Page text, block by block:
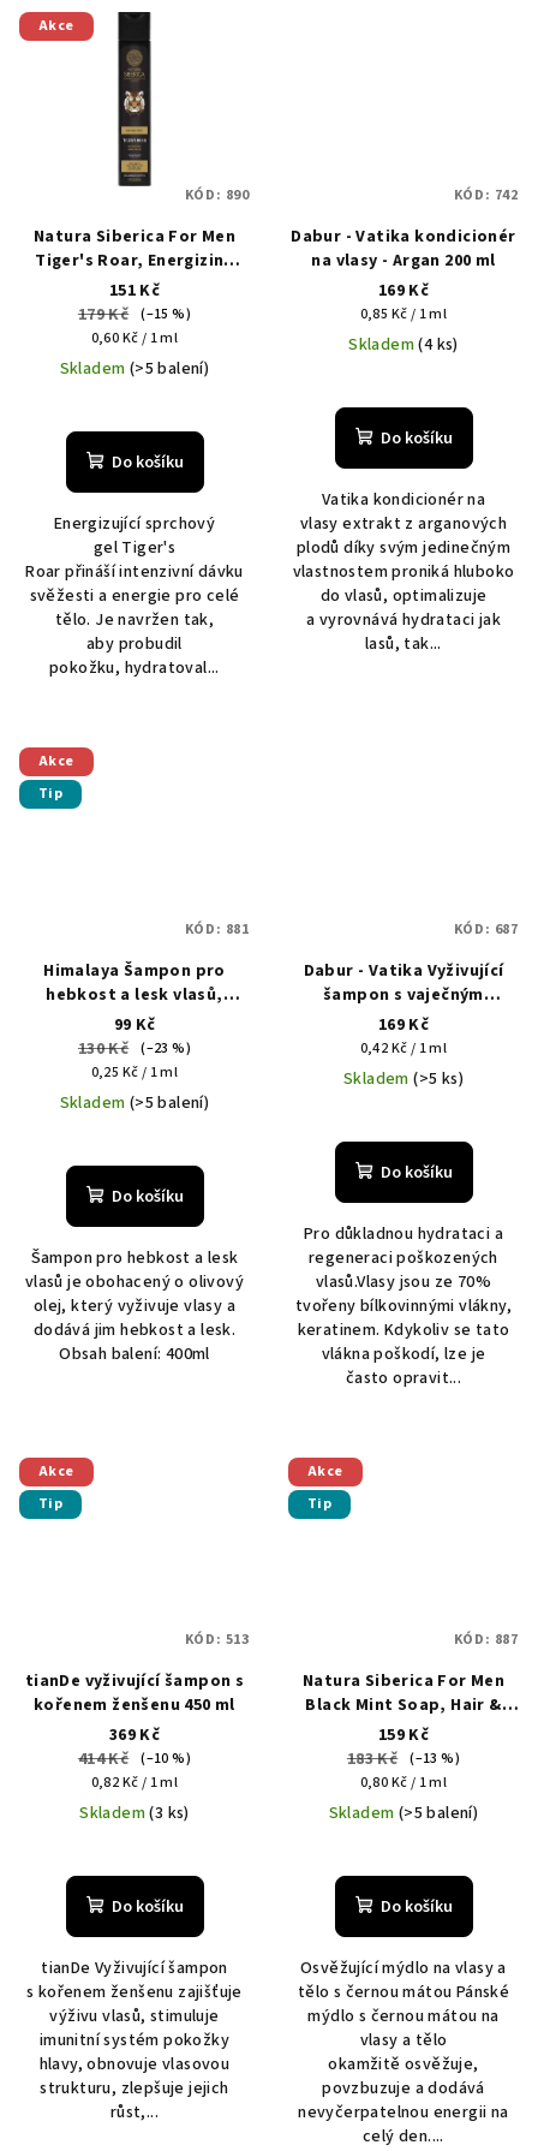
Akce
Natura Siberica For Men
Tiger's Roar, Energizing
Shower Gel, 250 ml
151 Kč
179 Kč (–15 %)
Měrná
cena:
0,60 Kč / 1 ml
Skladem (>5 balení)
Do košíku
Energizující sprchový
gel Tiger's
Roar přináší intenzivní dávku
svěžesti a energie pro celé
tělo. Je navržen tak,
aby probudil
pokožku, hydratoval...
KÓD: 890
Dabur - Vatika kondicionér
na vlasy - Argan 200 ml
169 Kč
Měrná
cena:
0,85 Kč / 1 ml
Skladem(4 ks)
Do košíku
Vatika kondicionér na
vlasy extrakt z arganových
plodů díky svým jedinečným
vlastnostem proniká hluboko
do vlasů, optimalizuje
a vyrovnává hydrataci jak
lasů, tak...
KÓD: 742
Akce
Tip
Himalaya Šampon pro
hebkost a lesk vlasů,
šampon 2v1, 400 ml
99 Kč
130 Kč (–23 %)
Měrná
cena:
0,25 Kč / 1 ml
Skladem (>5 balení)
Do košíku
Šampon pro hebkost a lesk
vlasů je obohacený o olivový
olej, který vyživuje vlasy a
dodává jim hebkost a lesk.
Obsah balení: 400ml
KÓD: 881
Dabur - Vatika Vyživující
šampon s vaječným
proteinem 400 ml
169 Kč
Měrná
cena:
0,42 Kč / 1 ml
Skladem(>5 ks)
Do košíku
Pro důkladnou hydrataci a
regeneraci poškozených
vlasů.Vlasy jsou ze 70%
tvořeny bílkovinnými vlákny,
keratinem. Kdykoliv se tato
vlákna poškodí, lze je
často opravit...
KÓD: 687
Akce
Tip
tianDe vyživující šampon s
kořenem ženšenu 450 ml
369 Kč
414 Kč (–10 %)
Měrná
cena:
0,82 Kč / 1 ml
Skladem(3 ks)
Do košíku
tianDe Vyživující šampon
s kořenem ženšenu zajišťuje
výživu vlasů, stimuluje
imunitní systém pokožky
hlavy, obnovuje vlasovou
strukturu, zlepšuje jejich
růst,...
KÓD: 513
Akce
Tip
Natura Siberica For Men
Black Mint Soap, Hair &
Body, Refreshing, 200 ml
159 Kč
183 Kč (–13 %)
Měrná
cena:
0,80 Kč / 1 ml
Skladem (>5 balení)
Do košíku
Osvěžující mýdlo na vlasy a
tělo s černou mátou Pánské
mýdlo s černou mátou na
vlasy a tělo
okamžitě osvěžuje,
povzbuzuje a dodává
nevyčerpatelnou energii na
celý den....
KÓD: 887